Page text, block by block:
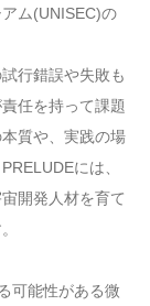
ム(UNISEC)の
行錯誤や失敗も
任を持って課題
質や、実践の場
には、
開発人材を育て
可能性がある微